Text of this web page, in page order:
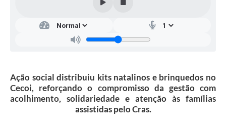
Ação social distribuiu kits natalinos e brinquedos no
Cecoi, reforçando o compromisso da gestão com
acolhimento, solidariedade e atenção às famílias
assistidas pelo Cras.